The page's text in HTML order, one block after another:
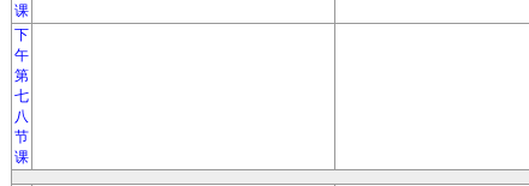
课
下
午
第
七
八
节
课